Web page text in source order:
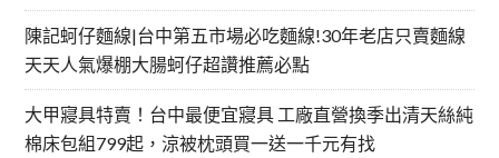
陳記蚵仔麵線|台中第五市場必吃麵線!30年老店只賣麵線
天天人氣爆棚大腸蚵仔超讚推薦必點
大甲寢具特賣！台中最便宜寢具 工廠直營換季出清天絲純
棉床包組799起，涼被枕頭買一送一千元有找